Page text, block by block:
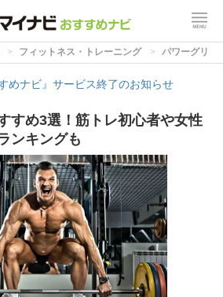
フィットネス・トレーニング パワーグリッ
めナビ』サービス終了のお知らせ
すめ3選！筋トレ初心者や女性
ンキングも